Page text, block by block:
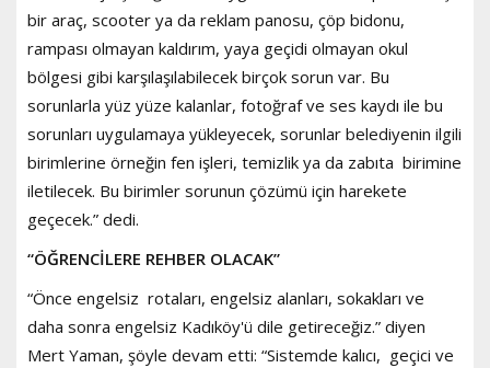
bir araç, scooter ya da reklam panosu, çöp bidonu,
rampası olmayan kaldırım, yaya geçidi olmayan okul
bölgesi gibi karşılaşılabilecek birçok sorun var. Bu
sorunlarla yüz yüze kalanlar, fotoğraf ve ses kaydı ile bu
sorunları uygulamaya yükleyecek, sorunlar belediyenin ilgili
birimlerine örneğin fen işleri, temizlik ya da zabıta birimine
iletilecek. Bu birimler sorunun çözümü için harekete
geçecek.” dedi.
“ÖĞRENCİLERE REHBER OLACAK”
“Önce engelsiz rotaları, engelsiz alanları, sokakları ve
daha sonra engelsiz Kadıköy'ü dile getireceğiz.” diyen
Mert Yaman, şöyle devam etti: “Sistemde kalıcı, geçici ve